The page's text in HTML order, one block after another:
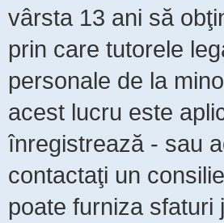
vârsta 13 ani să
prin care tutorele
personale de la
acest lucru este
înregistrează - sau
contactaţi un
poate furniza sfaturi